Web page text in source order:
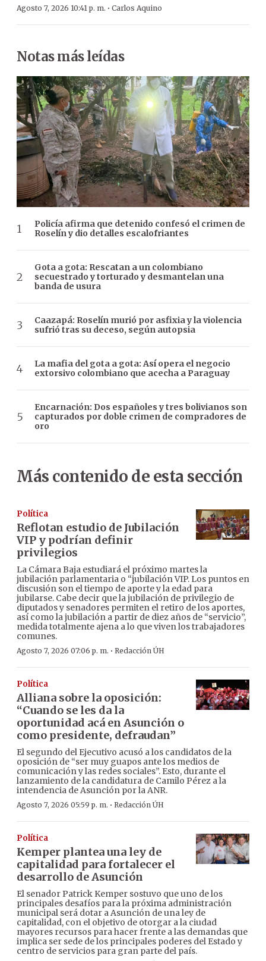
Agosto 7, 2026 10:41 p. m. · Carlos Aquino
Notas más leídas
Policía afirma que detenido confesó el crimen de
Roselín y dio detalles escalofriantes
Gota a gota: Rescatan a un colombiano
secuestrado y torturado y desmantelan una
banda de usura
Caazapá: Roselín murió por asfixia y la violencia
sufrió tras su deceso, según autopsia
La mafia del gota a gota: Así opera el negocio
extorsivo colombiano que acecha a Paraguay
Encarnación: Dos españoles y tres bolivianos son
capturados por doble crimen de compradores de
oro
Más contenido de esta sección
Política
Reflotan estudio de Jubilación
VIP y podrían definir
privilegios
La Cámara Baja estudiará el próximo martes la
jubilación parlamentaria o “jubilación VIP. Los puntos en
discusión son el tiempo de aporte y la edad para
jubilarse. Cabe decir que la jubilación de privilegio de
diputados y senadores permiten el retiro de los aportes,
así como la jubilación a partir de diez años de “servicio”,
medida totalmente ajena a lo que viven los trabajadores
comunes.
Agosto 7, 2026 07:06 p. m. · Redacción ÚH
Política
Alliana sobre la oposición:
“Cuando se les da la
oportunidad acá en Asunción o
como presidente, defraudan”
El segundo del Ejecutivo acusó a los candidatos de la
oposición de “ser muy guapos ante los medios de
comunicación y las redes sociales”. Esto, durante el
lanzamiento de la candidatura de Camilo Pérez a la
intendencia de Asunción por la ANR.
Agosto 7, 2026 05:59 p. m. · Redacción ÚH
Política
Kemper plantea una ley de
capitalidad para fortalecer el
desarrollo de Asunción
El senador Patrick Kemper sostuvo que uno de los
principales desafíos para la próxima administración
municipal será dotar a Asunción de una ley de
capitalidad, con el objetivo de otorgar a la ciudad
mayores recursos para hacer frente a las demandas que
implica ser sede de los principales poderes del Estado y
centro de servicios para gran parte del país.